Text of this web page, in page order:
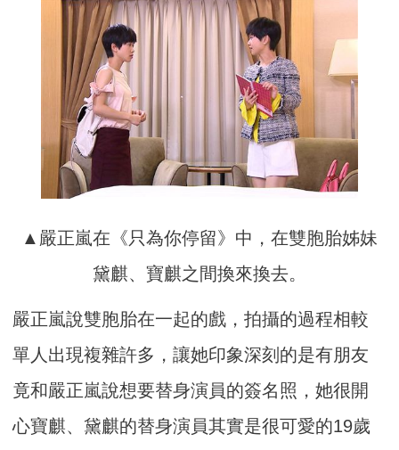
▲嚴正嵐在《只為你停留》中，在雙胞胎姊妹
黛麒、寶麒之間換來換去。
嚴正嵐說雙胞胎在一起的戲，拍攝的過程相較
單人出現複雜許多，讓她印象深刻的是有朋友
竟和嚴正嵐說想要替身演員的簽名照，她很開
心寶麒、黛麒的替身演員其實是很可愛的19歲